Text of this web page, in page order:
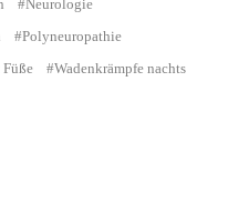
Neurologie
Polyneuropathie
Wadenkrämpfe nachts